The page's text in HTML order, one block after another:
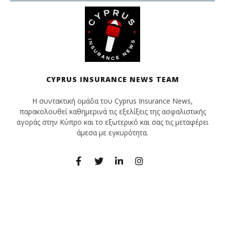
CYPRUS INSURANCE NEWS TEAM
Η συντακτική ομάδα του Cyprus Insurance News,
παρακολουθεί καθημερινά τις εξελίξεις της ασφαλιστικής
αγοράς στην Κύπρο και το εξωτερικό και σας τις μεταφέρει
άμεσα με εγκυρότητα.